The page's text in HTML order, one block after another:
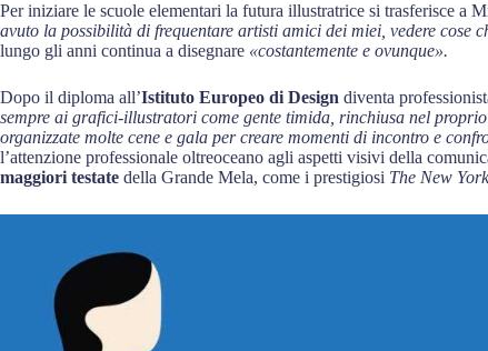
Per iniziare le scuole elementari la futura illustratrice si trasferisce a
avuto la possibilità di frequentare artisti amici dei miei, vedere cose
lungo gli anni continua a disegnare «costantemente e ovunque».
Dopo il diploma all’Istituto Europeo di Design diventa
sempre ai grafici-illustratori come gente timida, rinchiusa nel
organizzate molte cene e gala per creare momenti di incontro e
l’attenzione professionale oltreoceano agli aspetti visivi della
maggiori testate della Grande Mela, come i prestigiosi The New